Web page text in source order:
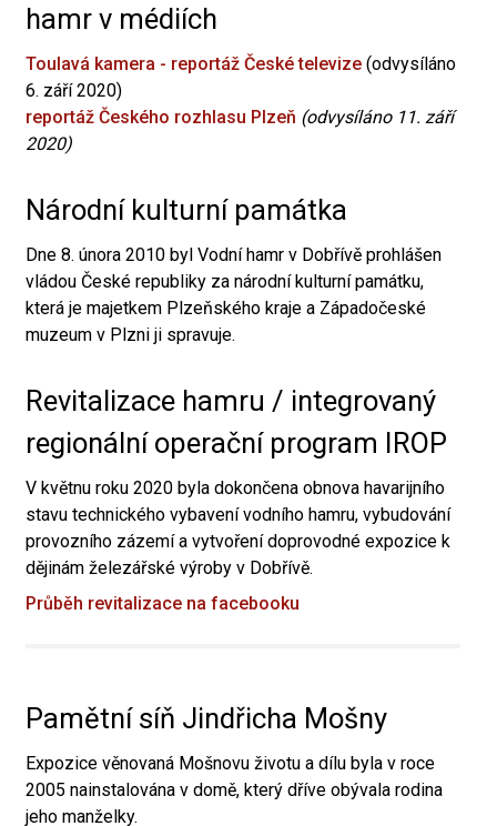
hamr v médiích
Toulavá kamera - reportáž České televize (odvysíláno
6. září 2020)
reportáž Českého rozhlasu Plzeň (odvysíláno 11. září
2020)
Národní kulturní památka
Dne 8. února 2010 byl Vodní hamr v Dobřívě prohlášen
vládou České republiky za národní kulturní památku,
která je majetkem Plzeňského kraje a Západočeské
muzeum v Plzni ji spravuje.
Revitalizace hamru / integrovaný
regionální operační program IROP
V květnu roku 2020 byla dokončena obnova havarijního
stavu technického vybavení vodního hamru, vybudování
provozního zázemí a vytvoření doprovodné expozice k
dějinám železářské výroby v Dobřívě.
Průběh revitalizace na facebooku
Pamětní síň Jindřicha Mošny
Expozice věnovaná Mošnovu životu a dílu byla v roce
2005 nainstalována v domě, který dříve obývala rodina
jeho manželky.